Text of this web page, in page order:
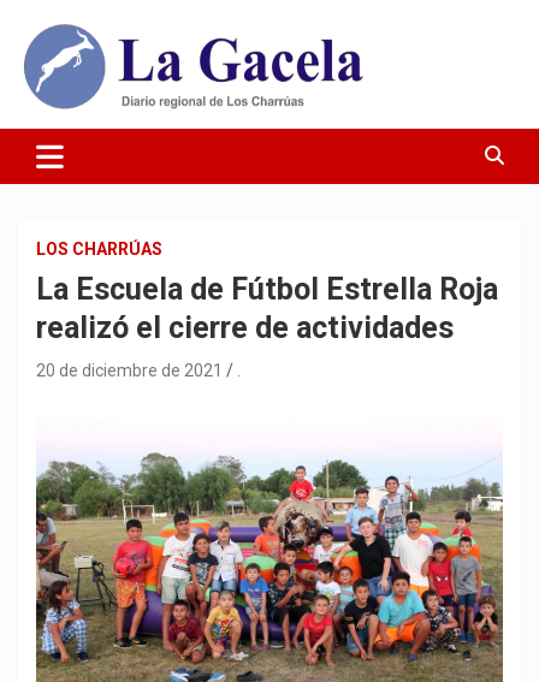
contenido
Diario La Gacela
LOS CHARRÚAS
La Escuela de Fútbol Estrella Roja
realizó el cierre de actividades
20 de diciembre de 2021